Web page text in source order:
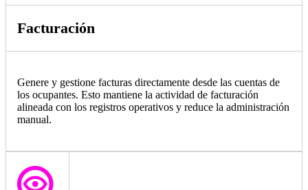
Facturación
Genere y gestione facturas directamente desde las cuentas de
los ocupantes. Esto mantiene la actividad de facturación
alineada con los registros operativos y reduce la administración
manual.